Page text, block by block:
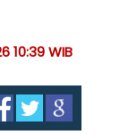
10:39 WIB